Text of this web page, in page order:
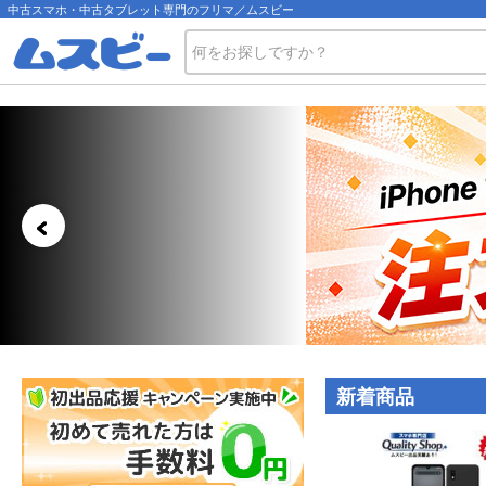
中古スマホ・中古タブレット専門のフリマ／ムスビー
＜
新着商品